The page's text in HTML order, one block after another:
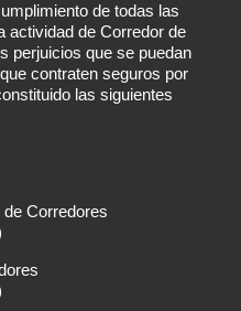
de todas las
actividad de Corredor de
perjuicios que se puedan
contraten seguros por
las siguientes
Corredores